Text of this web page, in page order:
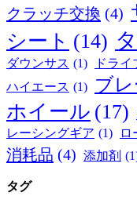
クラッチ交換 (4)
シート (14)
ダウンサス (1) ドラ
ハイエース (1) ブレ
ホイール (17)
レーシングギア (1) ロ
消耗品 (4) 添加剤
タグ